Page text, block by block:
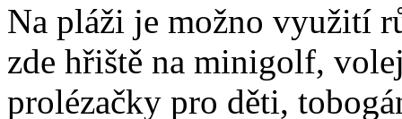
Na pláži je možno využití
zde hřiště na minigolf,
prolézačky pro děti,